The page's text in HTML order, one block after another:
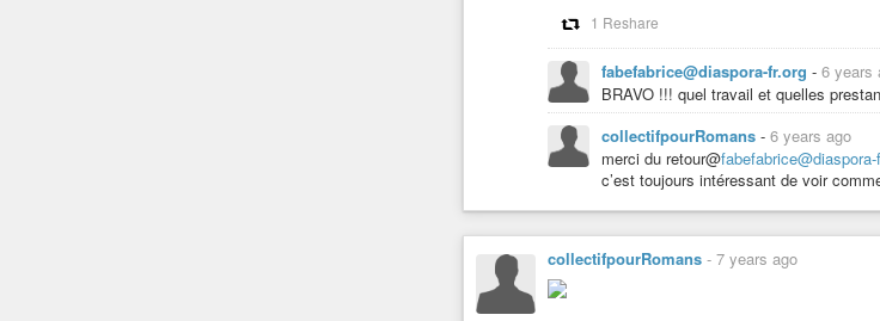
1 Reshare
fabefabrice@diaspora-fr.org - 6 years
BRAVO !!! quel travail et quelles
collectifpourRomans - 6 years ago
merci du retour@fabefabrice@diaspora-
c’est toujours intéressant de voir
collectifpourRomans - 7 years ago